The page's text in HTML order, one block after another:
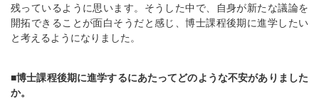
残っているように思います。そうした中で、自身が新たな議論を
開拓できることが面白そうだと感じ、博士課程後期に進学したい
と考えるようになりました。
■博士課程後期に進学するにあたってどのような不安がありました
か。